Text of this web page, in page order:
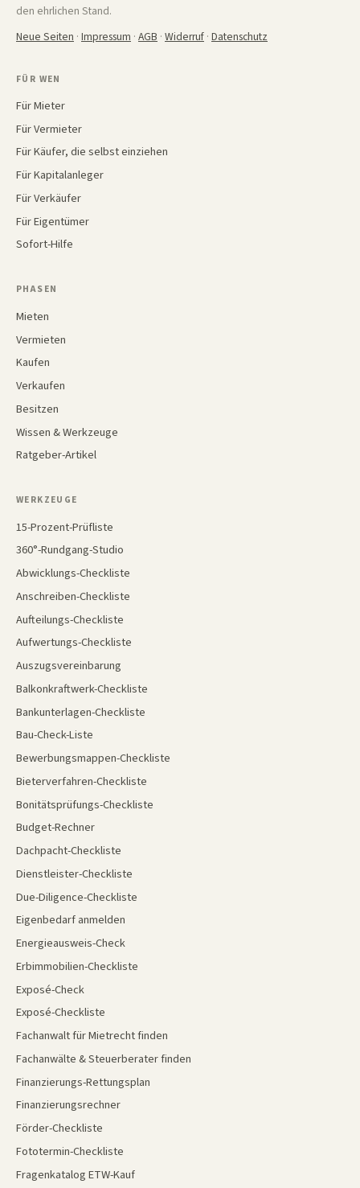
den ehrlichen Stand.
Neue Seiten · Impressum · AGB · Widerruf · Datenschutz
FÜR WEN
Für Mieter
Für Vermieter
Für Käufer, die selbst einziehen
Für Kapitalanleger
Für Verkäufer
Für Eigentümer
Sofort-Hilfe
PHASEN
Mieten
Vermieten
Kaufen
Verkaufen
Besitzen
Wissen & Werkzeuge
Ratgeber-Artikel
WERKZEUGE
15-Prozent-Prüfliste
360°-Rundgang-Studio
Abwicklungs-Checkliste
Anschreiben-Checkliste
Aufteilungs-Checkliste
Aufwertungs-Checkliste
Auszugsvereinbarung
Balkonkraftwerk-Checkliste
Bankunterlagen-Checkliste
Bau-Check-Liste
Bewerbungsmappen-Checkliste
Bieterverfahren-Checkliste
Bonitätsprüfungs-Checkliste
Budget-Rechner
Dachpacht-Checkliste
Dienstleister-Checkliste
Due-Diligence-Checkliste
Eigenbedarf anmelden
Energieausweis-Check
Erbimmobilien-Checkliste
Exposé-Check
Exposé-Checkliste
Fachanwalt für Mietrecht finden
Fachanwälte & Steuerberater finden
Finanzierungs-Rettungsplan
Finanzierungsrechner
Förder-Checkliste
Fototermin-Checkliste
Fragenkatalog ETW-Kauf